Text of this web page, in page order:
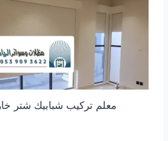
معلم تركيب شبابيك شتر